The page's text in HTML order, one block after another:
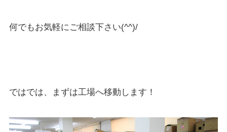
何でもお気軽にご相談下さい(^^)/
ではでは、まずは工場へ移動します！